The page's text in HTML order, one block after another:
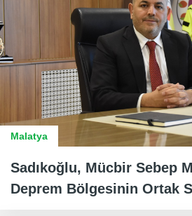
Malatya
Sadıkoğlu, Mücbir Sebep
Deprem Bölgesinin Ortak